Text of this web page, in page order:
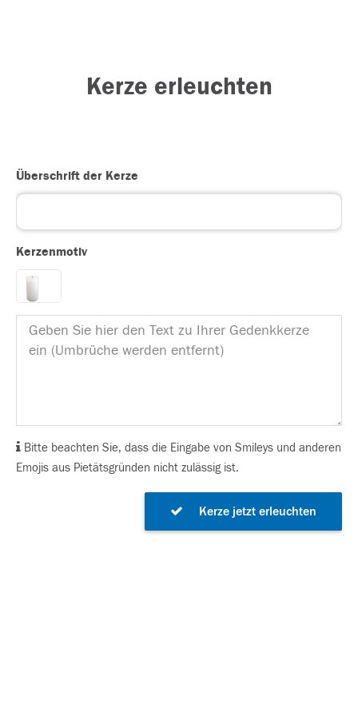
Kerze erleuchten
Überschrift der Kerze
Kerzenmotiv
Bitte beachten Sie, dass die Eingabe von Smileys und anderen
Emojis aus Pietätsgründen nicht zulässig ist.
Kerze jetzt erleuchten